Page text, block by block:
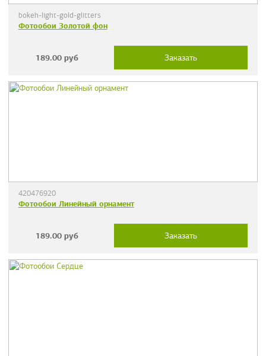
bokeh-light-gold-glitters
Фотообои Золотой фон
189.00 руб Заказать
420476920
Фотообои Линейный орнамент
189.00 руб Заказать